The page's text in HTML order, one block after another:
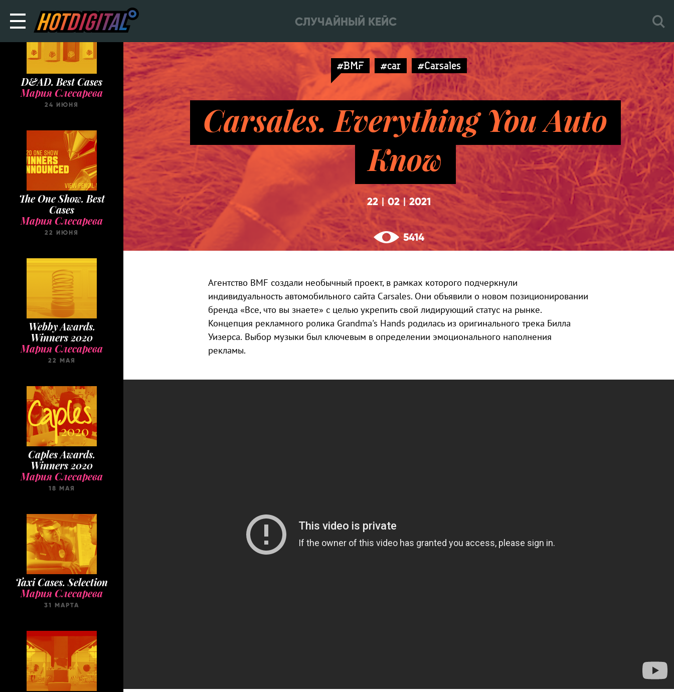
СЛУЧАЙНЫЙ КЕЙС
D&AD. Best Cases
Мария Слесарева
24 ИЮНЯ
The One Show. Best
Cases
Мария Слесарева
22 ИЮНЯ
Webby Awards.
Winners 2020
Мария Слесарева
22 МАЯ
Caples Awards.
Winners 2020
Мария Слесарева
18 МАЯ
Taxi Cases. Selection
Мария Слесарева
31 МАРТА
#BMF #car #Carsales
Carsales. Everything You Auto
Know
22 |02| 2021
5414
Агентство BMF создали необычный проект, в рамках которого подчеркнули
индивидуальность автомобильного сайта Carsales. Они объявили о новом позиционировании
бренда «Все, что вы знаете» с целью укрепить свой лидирующий статус на рынке.
Концепция рекламного ролика Grandma's Hands родилась из оригинального трека Билла
Уизерса. Выбор музыки был ключевым в определении эмоционального наполнения
рекламы.